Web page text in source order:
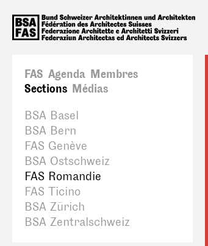
FAS Agenda Membres
Sections Médias
BSA Basel
BSA Bern
FAS Genève
BSA Ostschweiz
FAS Romandie
FAS Ticino
BSA Zürich
BSA Zentralschweiz